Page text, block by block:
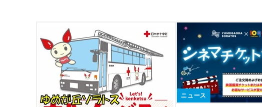
ニュース